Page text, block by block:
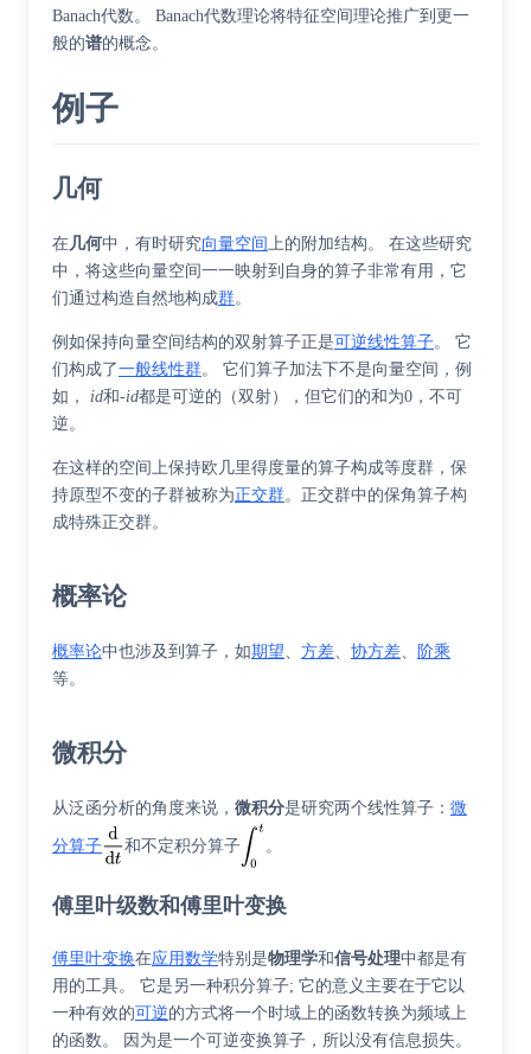
Banach代数。 Banach代数理论将特征空间理论推广到更一
般的谱的概念。
例子
几何
在几何中，有时研究向量空间上的附加结构。 在这些研究
中，将这些向量空间一一映射到自身的算子非常有用，它
们通过构造自然地构成群。
例如保持向量空间结构的双射算子正是可逆线性算子。 它
们构成了一般线性群。 它们算子加法下不是向量空间，例
如， id和-id都是可逆的（双射），但它们的和为0，不可
逆。
在这样的空间上保持欧几里得度量的算子构成等度群 ，保
持原型不变的子群被称为正交群。正交群中的保角算子构
成特殊正交群。
概率论
概率论中也涉及到算子，如期望、 方差、 协方差、
阶乘
等。
微积分
从泛函分析的角度来说， 微积分是研究两个线性算子： 微
分算子 和不定积分算子 。
傅里叶级数和傅里叶变换
傅里叶变换在应用数学特别是物理学和信号处理中都是有
用的工具。 它是另一种积分算子; 它的意义主要在于它以
一种有效的可逆的方式将一个时域上的函数转换为频域上
的函数。 因为是一个可逆变换算子，所以没有信息损失。